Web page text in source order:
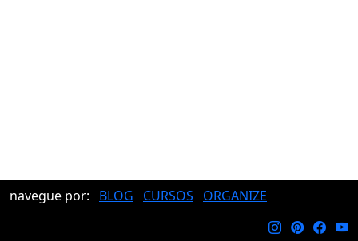
navegue por: BLOG CURSOS ORGANIZE